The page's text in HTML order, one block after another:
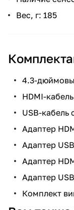
Вес, г: 185
4.3-
HDMI-
USB-кабель
Адаптер
Адаптер
Адаптер
Адаптер
Комплект